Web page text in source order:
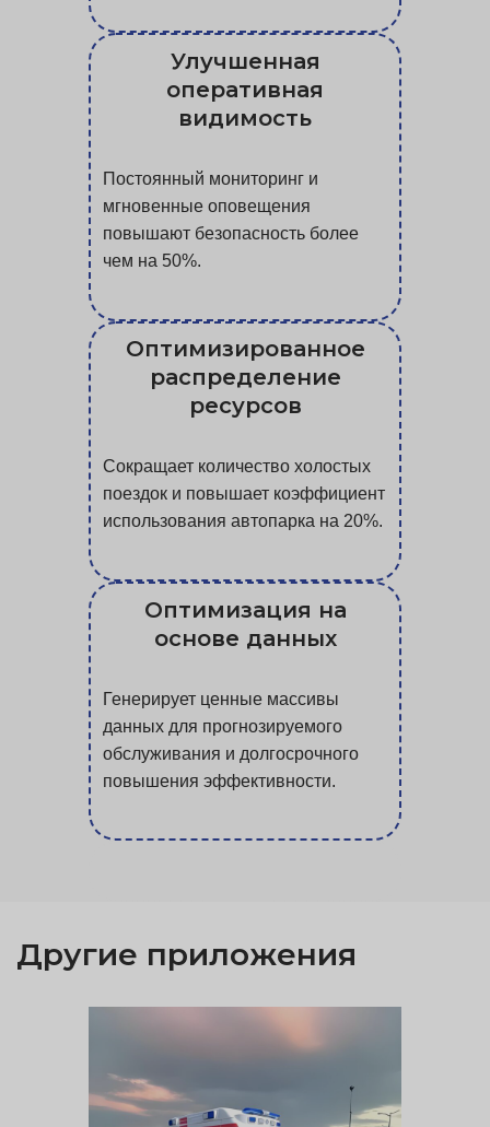
Улучшенная
оперативная
видимость
Постоянный мониторинг и
мгновенные оповещения
повышают безопасность более
чем на 50%.
Оптимизированное
распределение
ресурсов
Сокращает количество холостых
поездок и повышает коэффициент
использования автопарка на 20%.
Оптимизация на
основе данных
Генерирует ценные массивы
данных для прогнозируемого
обслуживания и долгосрочного
повышения эффективности.
Другие приложения